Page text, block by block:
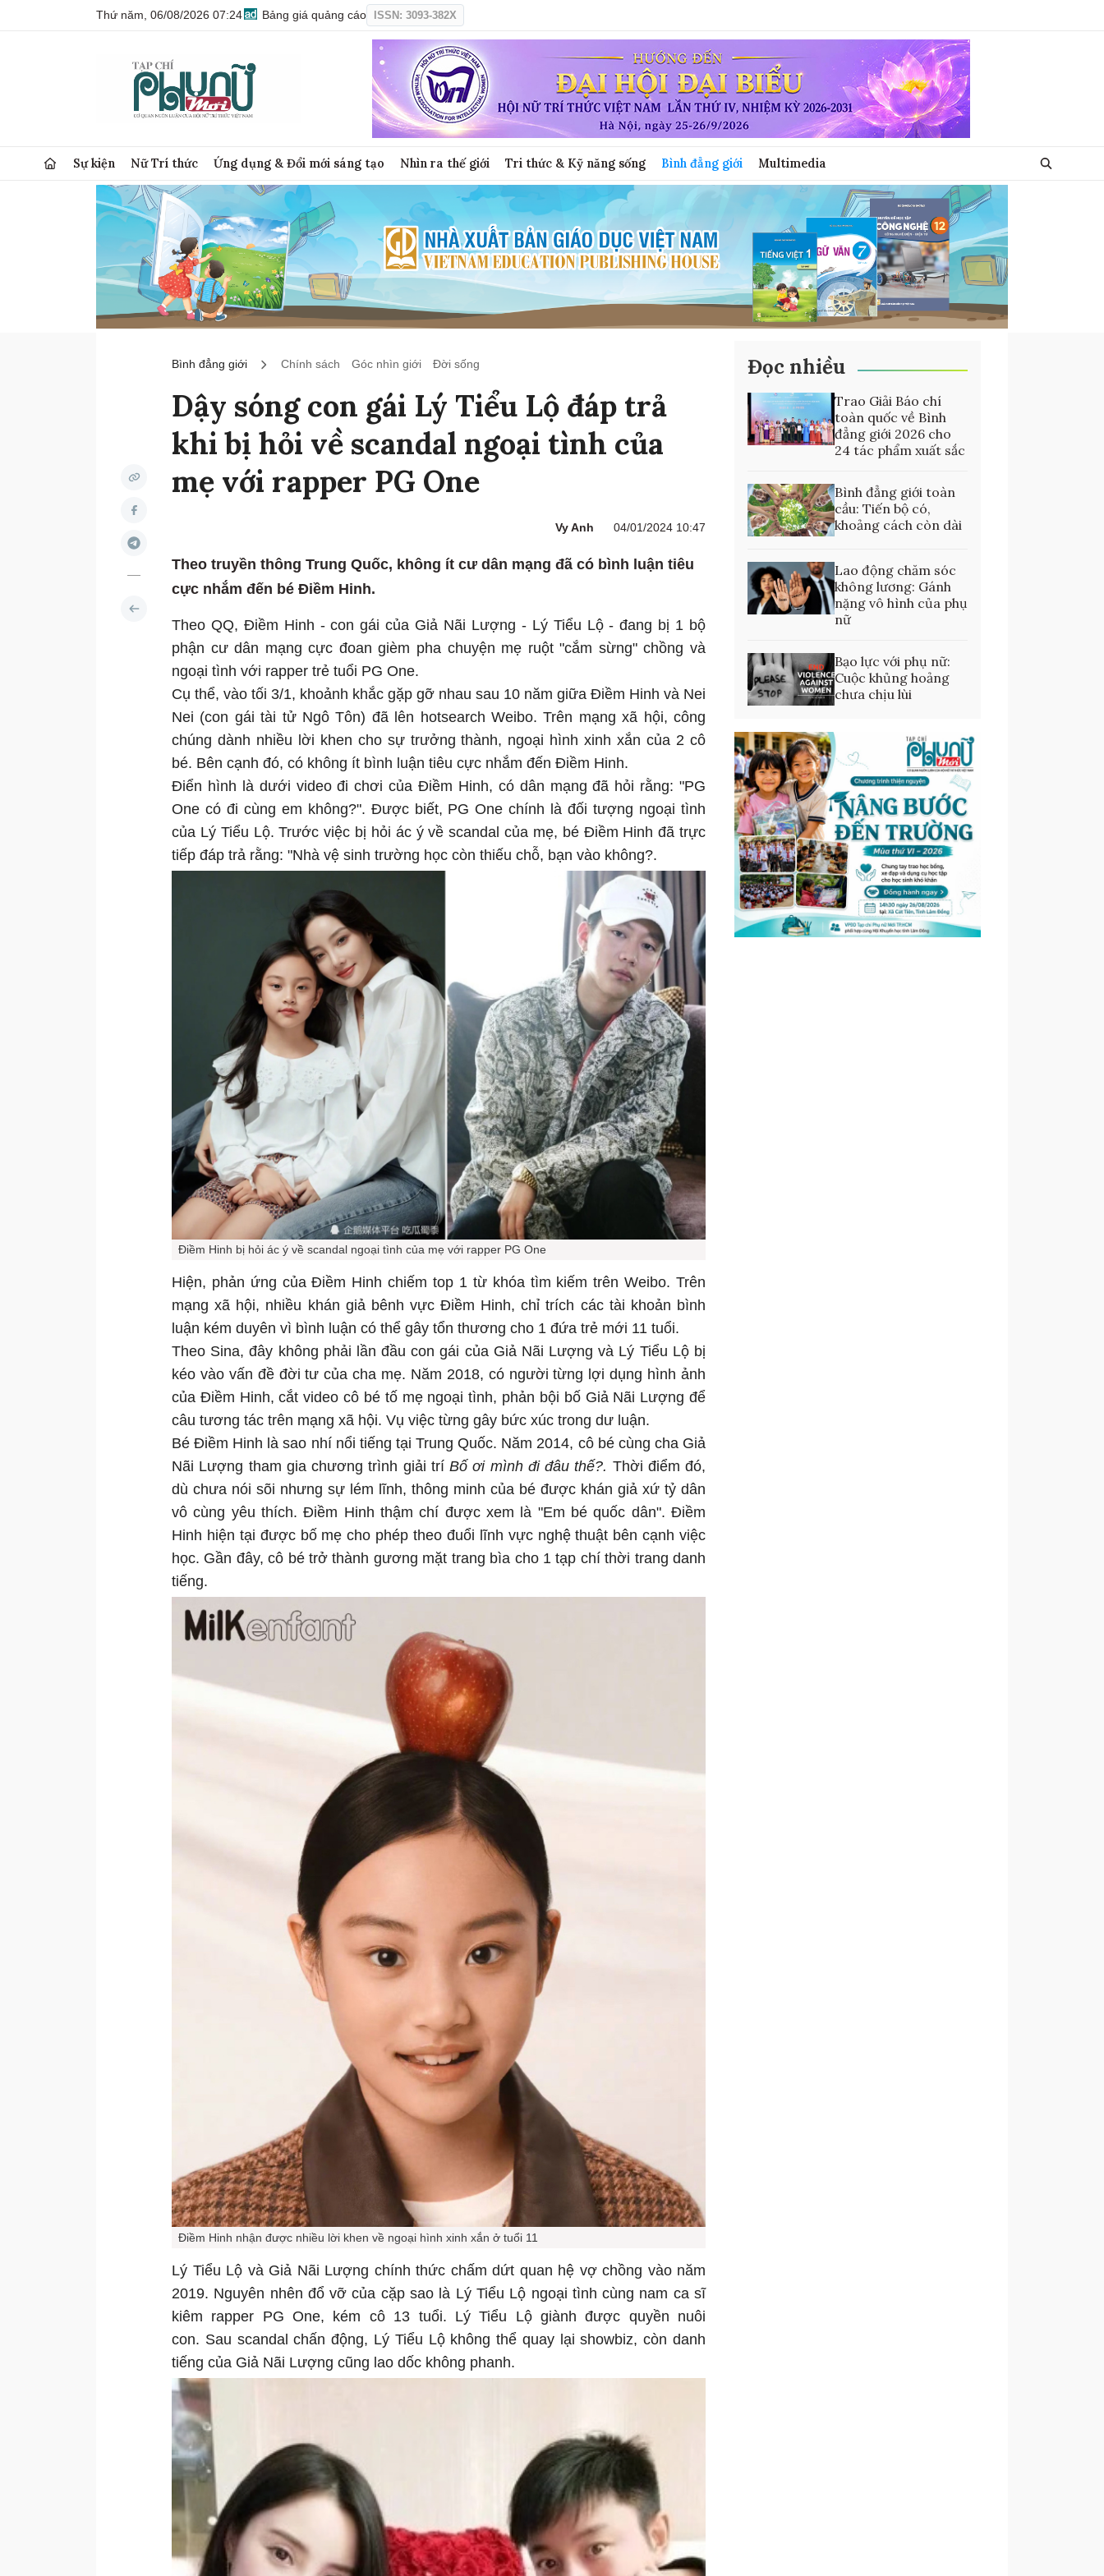
Thứ năm, 06/08/2026 07:24 Bảng giá quảng cáo ISSN: 3093-382X
Sự kiện Nữ Trí thức Ứng dụng & Đổi mới sáng tạo Nhìn ra thế giới Tri thức & Kỹ năng sống Bình đẳng giới Multimedia
Bình đẳng giới Chính sách Góc nhìn giới Đời sống
Dậy sóng con gái Lý Tiểu Lộ đáp trả
khi bị hỏi về scandal ngoại tình của
mẹ với rapper PG One
Vy Anh 04/01/2024 10:47
Theo truyền thông Trung Quốc, không ít cư dân mạng đã có bình luận tiêu
cực nhắm đến bé Điềm Hinh.
Theo QQ, Điềm Hinh - con gái của Giả Nãi Lượng - Lý Tiểu Lộ - đang bị 1 bộ
phận cư dân mạng cực đoan gièm pha chuyện mẹ ruột "cắm sừng" chồng và
ngoại tình với rapper trẻ tuổi PG One.
Cụ thể, vào tối 3/1, khoảnh khắc gặp gỡ nhau sau 10 năm giữa Điềm Hinh và Nei
Nei (con gái tài tử Ngô Tôn) đã lên hotsearch Weibo. Trên mạng xã hội, công
chúng dành nhiều lời khen cho sự trưởng thành, ngoại hình xinh xắn của 2 cô
bé. Bên cạnh đó, có không ít bình luận tiêu cực nhắm đến Điềm Hinh.
Điển hình là dưới video đi chơi của Điềm Hinh, có dân mạng đã hỏi rằng: "PG
One có đi cùng em không?". Được biết, PG One chính là đối tượng ngoại tình
của Lý Tiểu Lộ. Trước việc bị hỏi ác ý về scandal của mẹ, bé Điềm Hinh đã trực
tiếp đáp trả rằng: "Nhà vệ sinh trường học còn thiếu chỗ, bạn vào không?.
Điềm Hinh bị hỏi ác ý về scandal ngoại tình của mẹ với rapper PG One
Hiện, phản ứng của Điềm Hinh chiếm top 1 từ khóa tìm kiếm trên Weibo. Trên
mạng xã hội, nhiều khán giả bênh vực Điềm Hinh, chỉ trích các tài khoản bình
luận kém duyên vì bình luận có thể gây tổn thương cho 1 đứa trẻ mới 11 tuổi.
Theo Sina, đây không phải lần đầu con gái của Giả Nãi Lượng và Lý Tiểu Lộ bị
kéo vào vấn đề đời tư của cha mẹ. Năm 2018, có người từng lợi dụng hình ảnh
của Điềm Hinh, cắt video cô bé tố mẹ ngoại tình, phản bội bố Giả Nãi Lượng để
câu tương tác trên mạng xã hội. Vụ việc từng gây bức xúc trong dư luận.
Bé Điềm Hinh là sao nhí nổi tiếng tại Trung Quốc. Năm 2014, cô bé cùng cha Giả
Nãi Lượng tham gia chương trình giải trí Bố ơi mình đi đâu thế?. Thời điểm đó,
dù chưa nói sõi nhưng sự lém lĩnh, thông minh của bé được khán giả xứ tỷ dân
vô cùng yêu thích. Điềm Hinh thậm chí được xem là "Em bé quốc dân". Điềm
Hinh hiện tại được bố mẹ cho phép theo đuổi lĩnh vực nghệ thuật bên cạnh việc
học. Gần đây, cô bé trở thành gương mặt trang bìa cho 1 tạp chí thời trang danh
tiếng.
Điềm Hinh nhận được nhiều lời khen về ngoại hình xinh xắn ở tuổi 11
Lý Tiểu Lộ và Giả Nãi Lượng chính thức chấm dứt quan hệ vợ chồng vào năm
2019. Nguyên nhên đổ vỡ của cặp sao là Lý Tiểu Lộ ngoại tình cùng nam ca sĩ
kiêm rapper PG One, kém cô 13 tuổi. Lý Tiểu Lộ giành được quyền nuôi
con. Sau scandal chấn động, Lý Tiểu Lộ không thể quay lại showbiz, còn danh
tiếng của Giả Nãi Lượng cũng lao dốc không phanh.
Đọc nhiều
Trao Giải Báo chí
toàn quốc về Bình
đẳng giới 2026 cho
24 tác phẩm xuất sắc
Bình đẳng giới toàn
cầu: Tiến bộ có,
khoảng cách còn dài
Lao động chăm sóc
không lương: Gánh
nặng vô hình của phụ
nữ
Bạo lực với phụ nữ:
Cuộc khủng hoảng
chưa chịu lùi